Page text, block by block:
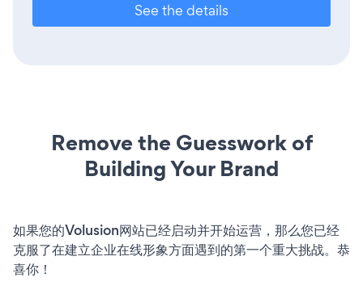
See the details
Remove the Guesswork of
Building Your Brand
如果您的Volusion网站已经启动并开始运营，那么您已经
克服了在建立企业在线形象方面遇到的第一个重大挑战。恭
喜你！